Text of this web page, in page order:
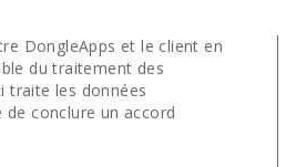
DongleApps et le client en
du traitement des
traite les données
conclure un accord